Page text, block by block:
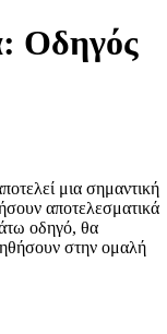
Οδηγός
μια σημαντική
αποτελεσματικά
οδηγό, θα
στην ομαλή